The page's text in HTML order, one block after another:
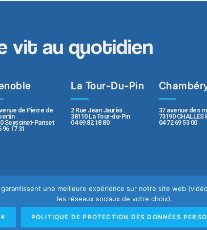
vit au quotidien
de Pierre de
Seyssinet-Pariset
96 17 31
La Tour-Du-Pin
2 Rue Jean Jaurès
38110 La Tour-du-Pin
04 69 82 18 80
37 avenue des
73190 CHALLES
04 72 69 53 00
Mentions légales
Rapport de transparence
une meilleure expérience sur notre site web
les réseaux sociaux de votre choix).
POLITIQUE DE PROTECTION DES DONNÉES